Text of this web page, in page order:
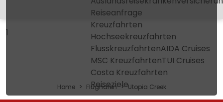
Reiseanfrage
Kreuzfahrten
Hochseekreuzfahrten
FlusskreuzfahrtenAIDA Cruises
MSC KreuzfahrtenTUI Cruises
Costa Kreuzfahrten
Reiseziele
1
Home Flughafen Utopia Creek